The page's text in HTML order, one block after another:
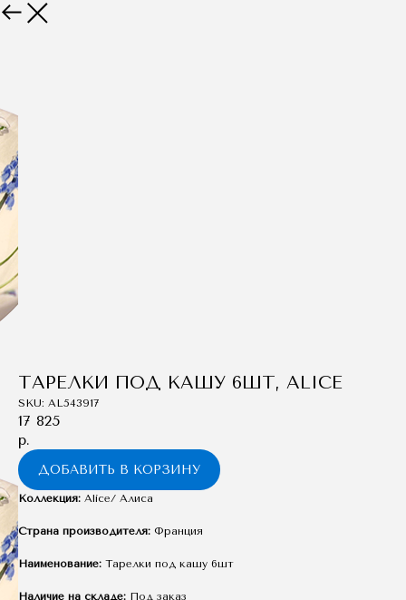
Назад
ТАРЕЛКИ ПОД КАШУ 6ШТ, ALICE
SKU: AL543917
17 825
р.
ДОБАВИТЬ В КОРЗИНУ
Коллекция: Alice/ Алиса
Страна производителя: Франция
Наименование: Тарелки под кашу 6шт
Наличие на складе: Под заказ